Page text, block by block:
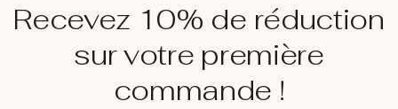
Recevez 10% de réduction
sur votre première
commande !